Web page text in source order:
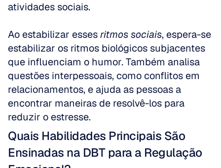
atividades sociais.
Ao estabilizar esses ritmos sociais, espera-se
estabilizar os ritmos biológicos subjacentes
que influenciam o humor. Também analisa
questões interpessoais, como conflitos em
relacionamentos, e ajuda as pessoas a
encontrar maneiras de resolvê-los para
reduzir o estresse.
Quais Habilidades Principais São
Ensinadas na DBT para a Regulação